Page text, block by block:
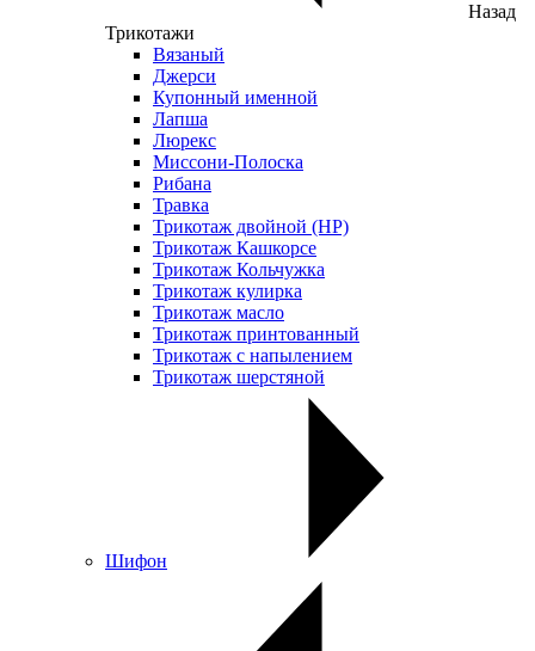
Назад
Трикотажи
Вязаный
Джерси
Купонный именной
Лапша
Люрекс
Миссони-Полоска
Рибана
Травка
Трикотаж двойной (НР)
Трикотаж Кашкорсе
Трикотаж Кольчужка
Трикотаж кулирка
Трикотаж масло
Трикотаж принтованный
Трикотаж с напылением
Трикотаж шерстяной
Шифон